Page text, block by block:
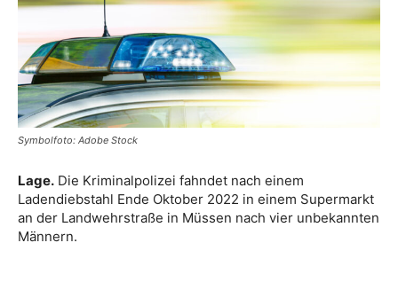
Symbolfoto: Adobe Stock
Lage. Die Kriminalpolizei fahndet nach einem
Ladendiebstahl Ende Oktober 2022 in einem Supermarkt
an der Landwehrstraße in Müssen nach vier unbekannten
Männern.